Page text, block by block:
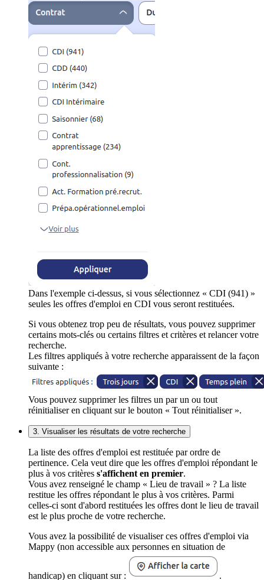
Dans l'exemple ci-dessus, si vous sélectionnez « CDI (941) »
seules les offres d'emploi en CDI vous seront restituées.
Si vous obtenez trop peu de résultats, vous pouvez supprimer
certains mots-clés ou certains filtres et critères et relancer votre
recherche.
Les filtres appliqués à votre recherche apparaissent de la façon
suivante :
Vous pouvez supprimer les filtres un par un ou tout
réinitialiser en cliquant sur le bouton « Tout réinitialiser ».
3. Visualiser les résultats de votre recherche
La liste des offres d'emploi est restituée par ordre de
pertinence. Cela veut dire que les offres d'emploi répondant le
plus à vos critères s'affichent en premier.
Vous avez renseigné le champ « Lieu de travail » ? La liste
restitue les offres répondant le plus à vos critères. Parmi
celles-ci sont d'abord restituées les offres dont le lieu de travail
est le plus proche de votre recherche.
Vous avez la possibilité de visualiser ces offres d'emploi via
Mappy (non accessible aux personnes en situation de
handicap) en cliquant sur : .